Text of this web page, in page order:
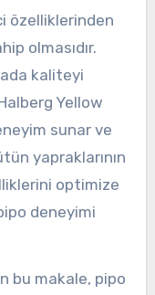
özelliklerinden
olmasıdır.
kaliteyi
Yellow
sunar ve
yapraklarının
optimize
deneyimi
bu makale, pipo